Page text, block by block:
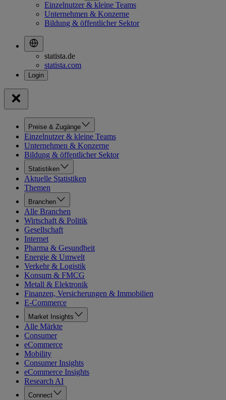
Einzelnutzer & kleine Teams
Unternehmen & Konzerne
Bildung & öffentlicher Sektor
statista.de
statista.com
Preise & Zugänge
Einzelnutzer & kleine Teams
Unternehmen & Konzerne
Bildung & öffentlicher Sektor
Statistiken
Aktuelle Statistiken
Themen
Branchen
Alle Branchen
Wirtschaft & Politik
Gesellschaft
Internet
Pharma & Gesundheit
Energie & Umwelt
Verkehr & Logistik
Konsum & FMCG
Metall & Elektronik
Finanzen, Versicherungen & Immobilien
E-Commerce
Market Insights
Alle Märkte
Consumer
eCommerce
Mobility
Consumer Insights
eCommerce Insights
Research AI
Connect